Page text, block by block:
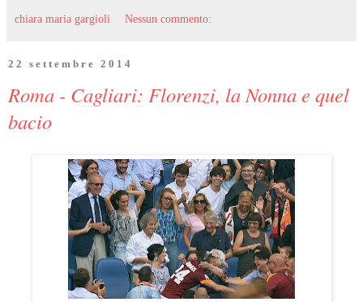
chiara maria gargioli Nessun commento:
22 settembre 2014
Roma - Cagliari: Florenzi, la Nonna e quel
bacio